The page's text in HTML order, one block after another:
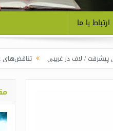
ارتباط با ما
غریبی تناقض‌های علم‌الهدی در